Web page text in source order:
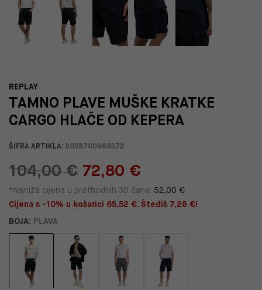
REPLAY
TAMNO PLAVE MUŠKE KRATKE
CARGO HLAČE OD KEPERA
ŠIFRA ARTIKLA: 8058700969372
104,00 € 72,80 €
*najniža cijena u prethodnih 30 dana: 52,00 €
Cijena s -10% u košarici 65,52 €. Štediš 7,28 €!
BOJA: PLAVA